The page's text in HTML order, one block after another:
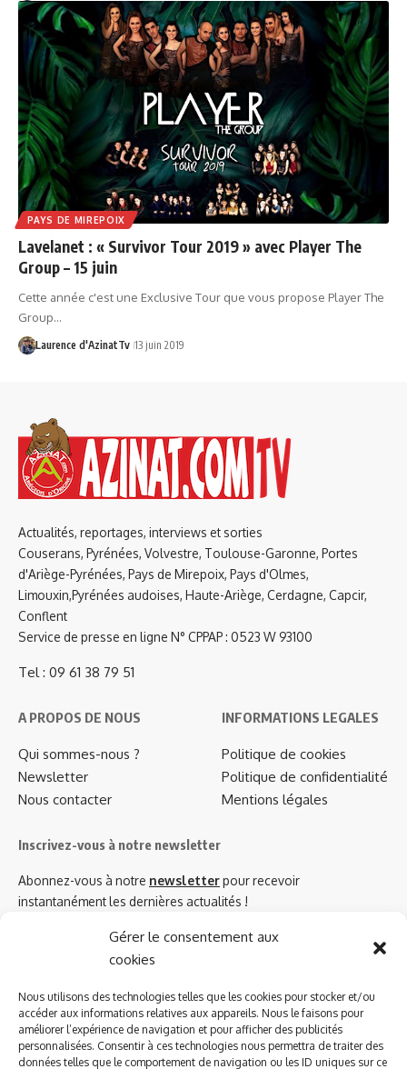
Gérer le consentement aux
cookies
Nous utilisons des technologies telles que les cookies pour stocker et/ou
accéder aux informations relatives aux appareils. Nous le faisons pour
améliorer l’expérience de navigation et pour afficher des publicités
personnalisées. Consentir à ces technologies nous permettra de traiter des
données telles que le comportement de navigation ou les ID uniques sur ce
PAYS DE MIREPOIX
Lavelanet : « Survivor Tour 2019 » avec Player The
Group – 15 juin
Cette année c'est une Exclusive Tour que vous propose Player The
Group…
Laurence d'AzinatTv 13 juin 2019
Actualités, reportages, interviews et sorties
Couserans, Pyrénées, Volvestre, Toulouse-Garonne, Portes
d'Ariège-Pyrénées, Pays de Mirepoix, Pays d'Olmes,
Limouxin,Pyrénées audoises, Haute-Ariège, Cerdagne, Capcir,
Conflent
Service de presse en ligne N° CPPAP : 0523 W 93100
Tel : 09 61 38 79 51
A PROPOS DE NOUS
Qui sommes-nous ?
Newsletter
Nous contacter
INFORMATIONS LEGALES
Politique de cookies
Politique de confidentialité
Mentions légales
Inscrivez-vous à notre newsletter
Abonnez-vous à notre newsletterpour recevoir
instantanément les dernières actualités !
Azinat.com TV soutient